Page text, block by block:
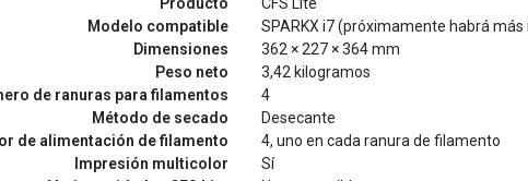
Modelo compatible
SPARKX i7 (próximamente habrá
Dimensiones
362 × 227 × 364 mm
Peso neto
3,42 kilogramos
de ranuras para filamentos
4
Método de secado
Desecante
de alimentación de filamento
4, uno en cada ranura de filamento
Impresión multicolor
Sí